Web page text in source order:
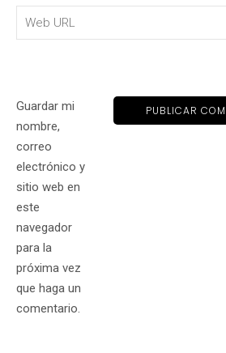
Guardar mi
nombre,
correo
electrónico y
sitio web en
este
navegador
para la
próxima vez
que haga un
comentario.